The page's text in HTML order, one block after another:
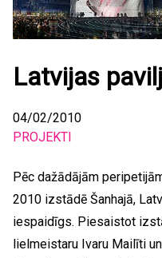
Latvijas
04/02/2010
PROJEKTI
Pēc dažādājām
2010 izstādē Šanhajā,
iespaidīgs. Piesaistot
lielmeistaru Ivaru Mailīti